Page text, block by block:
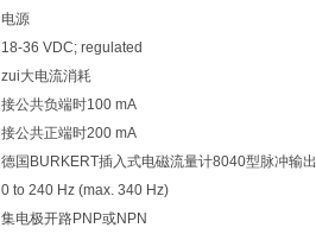
电源
18-36 VDC; regulated
zui大电流消耗
接公共负端时100 mA
接公共正端时200 mA
德国BURKERT插入式电磁流量计8040型脉冲输出
0 to 240 Hz (max. 340 Hz)
集电极开路PNP或NPN